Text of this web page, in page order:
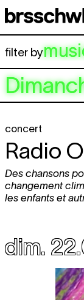
Aller au contenu
filter by
concert
Radio
Des chansons
changement
les enfants et
dim.